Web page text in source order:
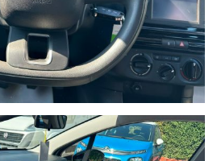
- 4 cilindri in linea - Cilindrata
- SovralimentatoPotenza max
min - Coppia max 25,5 kgm (250,0
tmp (2016/427) e seguenti - Potenza
2 volumi - 5 porte - 5 posti - Serbatoio